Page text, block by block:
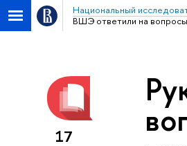
Национальный
ВШЭ ответили на вопросы
17